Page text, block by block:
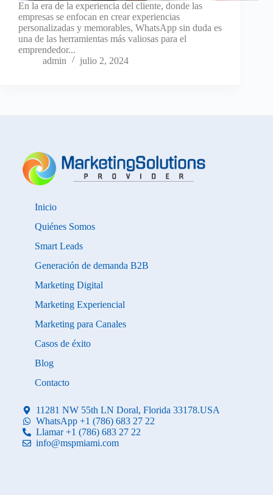
En la era de la experiencia del cliente, donde las
empresas se enfocan en crear experiencias
personalizadas y memorables, WhatsApp sin duda es
una de las herramientas más valiosas para el
emprendedor...
admin
julio 2, 2024
Inicio
Quiénes Somos
Smart Leads
Generación de demanda B2B
Marketing Digital
Marketing Experiencial
Marketing para Canales
Casos de éxito
Blog
Contacto
11281 NW 55th LN Doral, Florida 33178.USA
WhatsApp +1 (786) 683 27 22
Llamar +1 (786) 683 27 22
info@mspmiami.com